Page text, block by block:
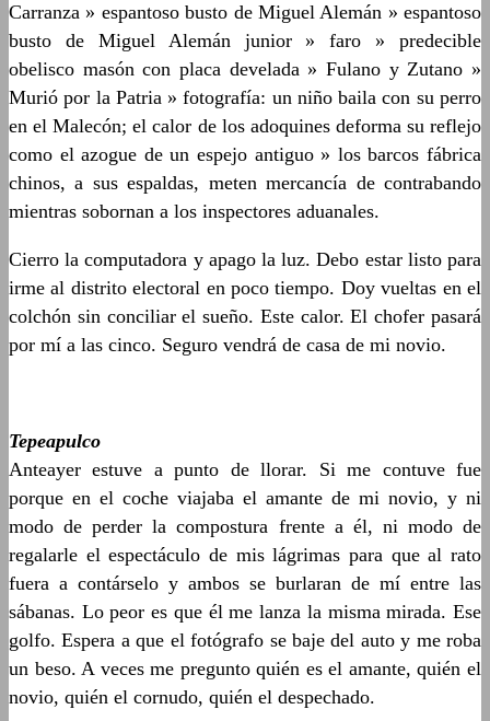
Carranza » espantoso busto de Miguel Alemán » espantoso
busto de Miguel Alemán junior » faro » predecible
obelisco masón con placa develada » Fulano y Zutano »
Murió por la Patria » fotografía: un niño baila con su perro
en el Malecón; el calor de los adoquines deforma su reflejo
como el azogue de un espejo antiguo » los barcos fábrica
chinos, a sus espaldas, meten mercancía de contrabando
mientras sobornan a los inspectores aduanales.
Cierro la computadora y apago la luz. Debo estar listo para
irme al distrito electoral en poco tiempo. Doy vueltas en el
colchón sin conciliar el sueño. Este calor. El chofer pasará
por mí a las cinco. Seguro vendrá de casa de mi novio.
Tepeapulco
Anteayer estuve a punto de llorar. Si me contuve fue
porque en el coche viajaba el amante de mi novio, y ni
modo de perder la compostura frente a él, ni modo de
regalarle el espectáculo de mis lágrimas para que al rato
fuera a contárselo y ambos se burlaran de mí entre las
sábanas. Lo peor es que él me lanza la misma mirada. Ese
golfo. Espera a que el fotógrafo se baje del auto y me roba
un beso. A veces me pregunto quién es el amante, quién el
novio, quién el cornudo, quién el despechado.